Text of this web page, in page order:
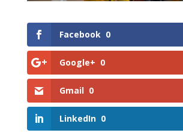
Facebook 0
Google+ 0
Gmail 0
LinkedIn 0